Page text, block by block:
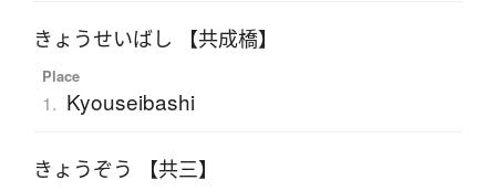
きょうせいばし 【共成橋】
Place
1. Kyouseibashi
きょうぞう 【共三】